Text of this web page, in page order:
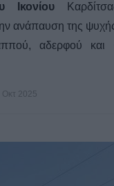
Ικονίου
ανάπαυση της
αδερφού και
Οκτ 2025